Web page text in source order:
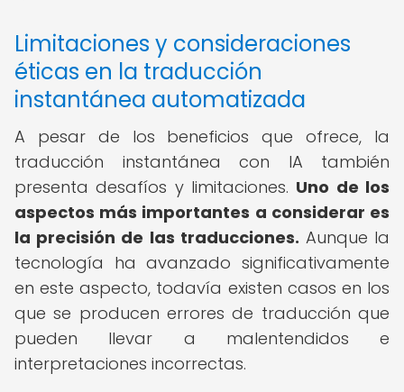
Limitaciones y consideraciones
éticas en la traducción
instantánea automatizada
A pesar de los beneficios que ofrece, la
traducción instantánea con IA también
presenta desafíos y limitaciones. Uno de los
aspectos más importantes a considerar es
la precisión de las traducciones. Aunque la
tecnología ha avanzado significativamente
en este aspecto, todavía existen casos en los
que se producen errores de traducción que
pueden llevar a malentendidos e
interpretaciones incorrectas.